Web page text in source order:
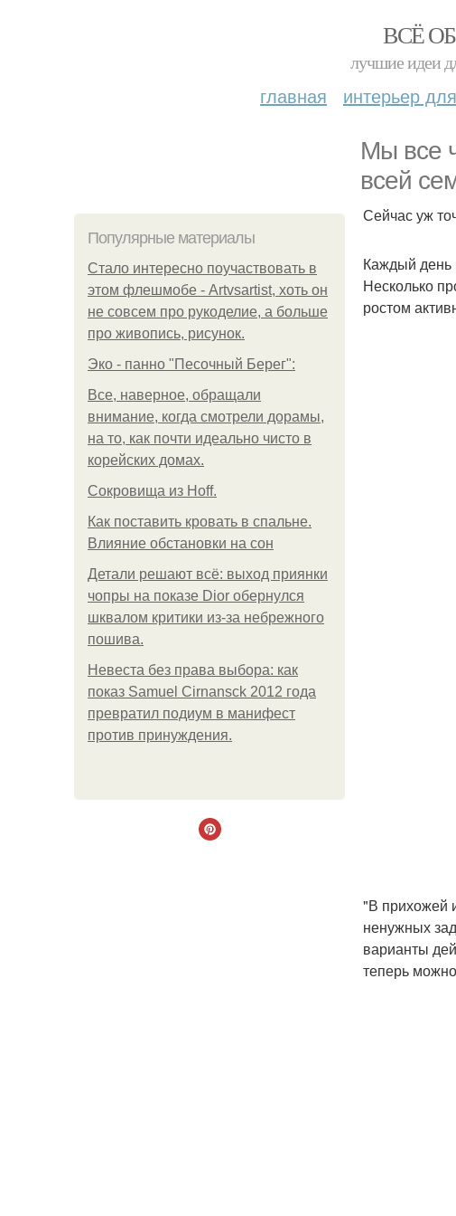
ВСЁ
лучшие идеи
главная интерьер
Мы все
всей
Популярные материалы
Стало интересно поучаствовать в
этом флешмобе - Artvsartist, хоть он
не совсем про рукоделие, а больше
про живопись, рисунок.
Эко - панно "Песочный Берег":
Все, наверное, обращали
внимание, когда смотрели дорамы,
на то, как почти идеально чисто в
корейских домах.
Сокровища из Hoff.
Как поставить кровать в спальне.
Влияние обстановки на сон
Детали решают всё: выход приянки
чопры на показе Dior обернулся
шквалом критики из-за небрежного
пошива.
Невеста без права выбора: как
показ Samuel Cirnansck 2012 года
превратил подиум в манифест
против принуждения.
Сейчас уж
Каждый день
Несколько
ростом
"В прихожей
ненужных
варианты
теперь